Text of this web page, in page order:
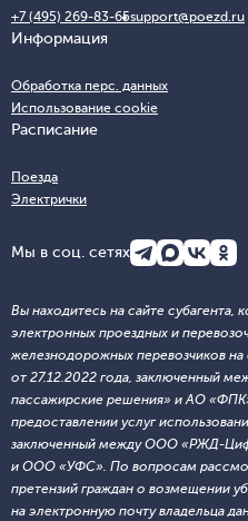
+7 (495) 269-83-65support@poezd.ru
Информация
Обработка перс. данных
Использование cookie
Расписание
Поезда
Электрички
Мы в соц. сетях
Вы находитесь на сайте
электронных проездных и
железнодорожных перевозчиков
от 27.12.2022 года, заключенный
пассажирские решения» и АО
предоставлении услуг
заключенный между ООО «РЖД-
и ООО «УФС». По вопросам
претензий граждан о возмещении
на электронную почту владельца